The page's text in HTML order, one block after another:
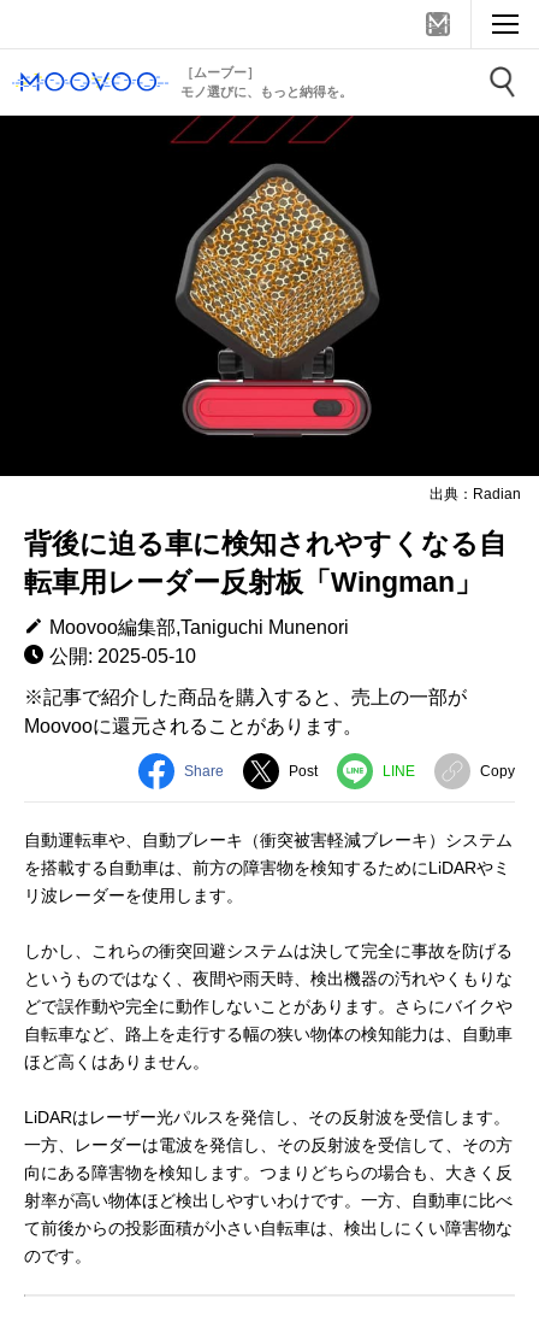
［ムーブー］
モノ選びに、もっと納得を。
出典：Radian
背後に迫る車に検知されやすくなる自
転車用レーダー反射板「Wingman」
Moovoo編集部,Taniguchi Munenori
公開: 2025-05-10
※記事で紹介した商品を購入すると、売上の一部が
Moovooに還元されることがあります。
Share Post LINE Copy
自動運転車や、自動ブレーキ（衝突被害軽減ブレーキ）システム
を搭載する自動車は、前方の障害物を検知するためにLiDARやミ
リ波レーダーを使用します。
しかし、これらの衝突回避システムは決して完全に事故を防げる
というものではなく、夜間や雨天時、検出機器の汚れやくもりな
どで誤作動や完全に動作しないことがあります。さらにバイクや
自転車など、路上を走行する幅の狭い物体の検知能力は、自動車
ほど高くはありません。
LiDARはレーザー光パルスを発信し、その反射波を受信します。
一方、レーダーは電波を発信し、その反射波を受信して、その方
向にある障害物を検知します。つまりどちらの場合も、大きく反
射率が高い物体ほど検出しやすいわけです。一方、自動車に比べ
て前後からの投影面積が小さい自転車は、検出しにくい障害物な
のです。